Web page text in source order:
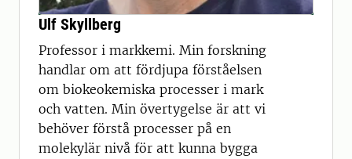
Ulf Skyllberg
Professor i markkemi. Min forskning
handlar om att fördjupa förståelsen
om biokeokemiska processer i mark
och vatten. Min övertygelse är att vi
behöver förstå processer på en
molekylär nivå för att kunna bygga